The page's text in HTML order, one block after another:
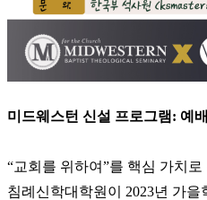
약
중
코
뉴
미드웨스턴 신설 프로그램: 예
“교회를 위하여”를 핵심 가치
침례신학대학원이 2023년 가을